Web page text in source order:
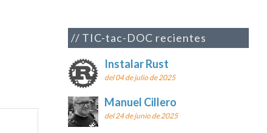
TIC-tac-DOC recientes
Instalar Rust
del 04 de julio de 2025
Manuel Cillero
del 24 de junio de 2025